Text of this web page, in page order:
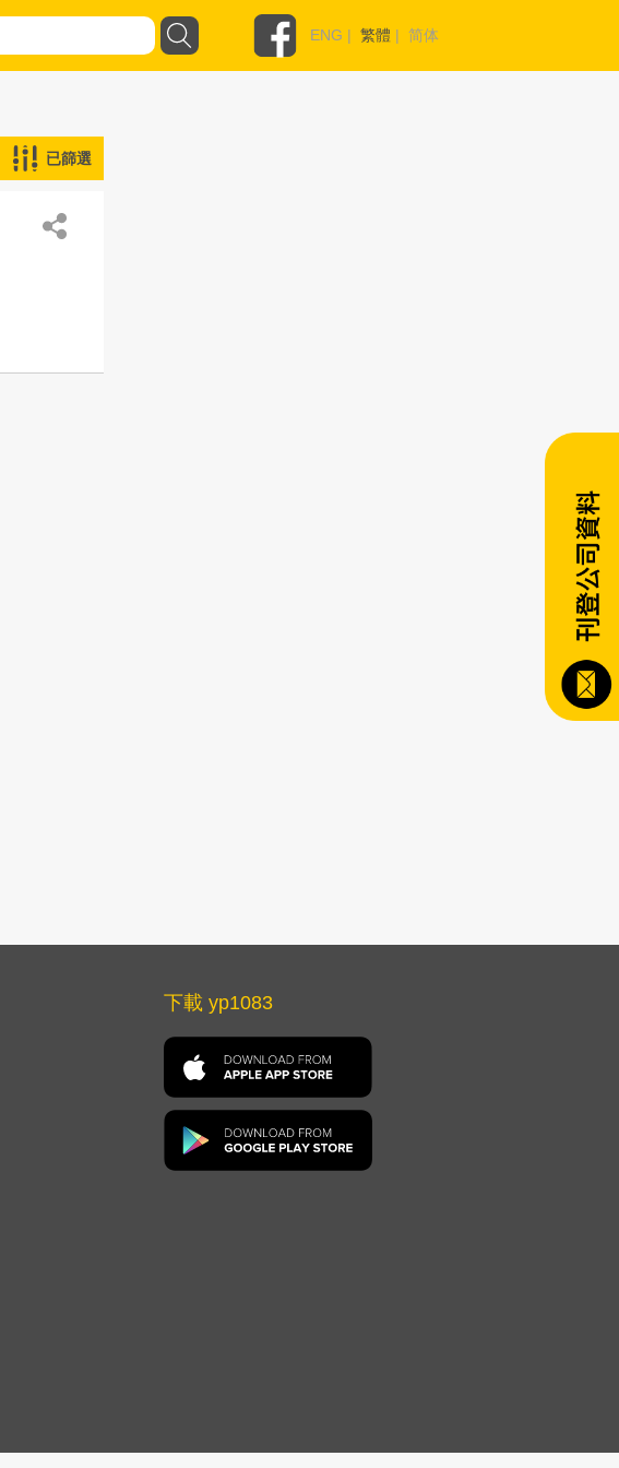
ENG | 繁體 | 简体
已篩選
下載 yp1083